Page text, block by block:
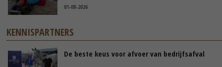
01-08-2026
KENNISPARTNERS
De beste keus voor afvoer van bedrijfsafval